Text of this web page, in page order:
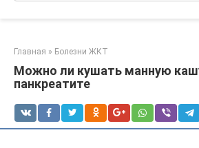
Главная » Болезни ЖКТ
Можно ли кушать манную
панкреатите